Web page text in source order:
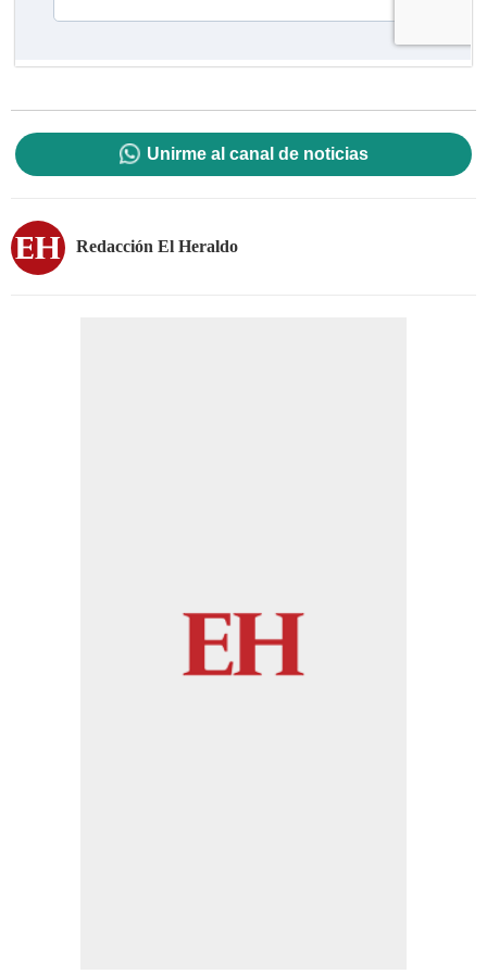
Unirme al canal de noticias
Redacción El Heraldo